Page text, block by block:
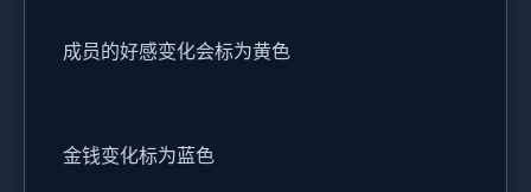
成员的好感变化会标为黄色
金钱变化标为蓝色